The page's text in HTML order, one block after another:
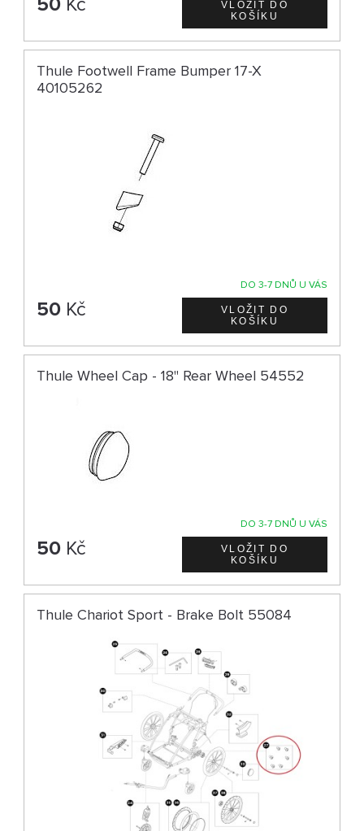
Thule Footwell Frame Bumper 17-X
40105262
DO 3-7 DNŮ U VÁS
50 Kč
Thule Wheel Cap - 18" Rear Wheel 54552
DO 3-7 DNŮ U VÁS
50 Kč
Thule Chariot Sport - Brake Bolt 55084